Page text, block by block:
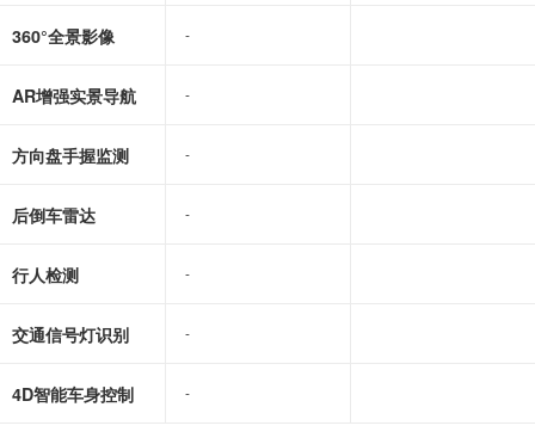
360°全景影像 -
AR增强实景导航 -
方向盘手握监测 -
后倒车雷达 -
行人检测 -
交通信号灯识别 -
4D智能车身控制 -
-
-
-
-
-
-
-